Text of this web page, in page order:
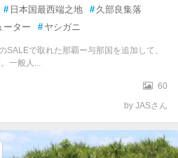
# 日本国最西端之地 # 久部良集落
ーター # ヤシガニ
SALEで取れた那覇ー与那国を追加して、
一般人...
60
by JASさん